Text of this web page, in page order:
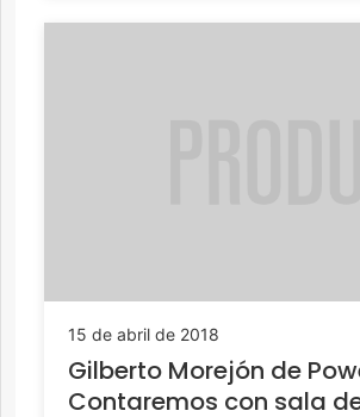
15 de abril de 2018
Gilberto Morejón de
Contaremos con sala